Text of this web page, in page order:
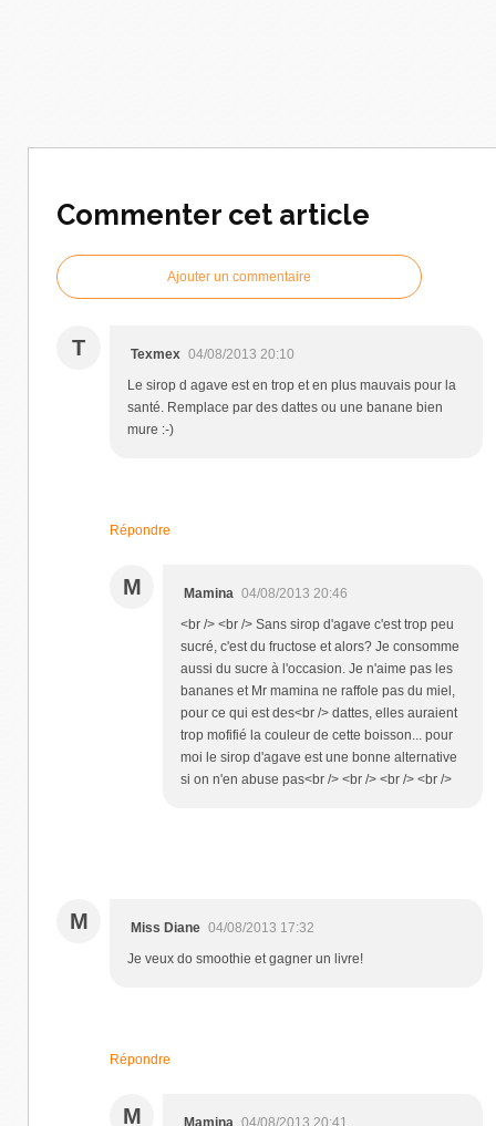
Commenter cet article
Ajouter un commentaire
T Texmex 04/08/2013 20:10
Le sirop d agave est en trop et en plus mauvais pour la
santé. Remplace par des dattes ou une banane bien
mure :-)
Répondre
M Mamina 04/08/2013 20:46
<br /> <br /> Sans sirop d'agave c'est trop peu
sucré, c'est du fructose et alors? Je consomme
aussi du sucre à l'occasion. Je n'aime pas les
bananes et Mr mamina ne raffole pas du miel,
pour ce qui est des<br /> dattes, elles auraient
trop mofifié la couleur de cette boisson... pour
moi le sirop d'agave est une bonne alternative
si on n'en abuse pas<br /> <br /> <br /> <br />
M Miss Diane 04/08/2013 17:32
Je veux do smoothie et gagner un livre!
Répondre
M Mamina 04/08/2013 20:41